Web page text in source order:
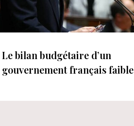
Le bilan budgétaire d’un
gouvernement français faible